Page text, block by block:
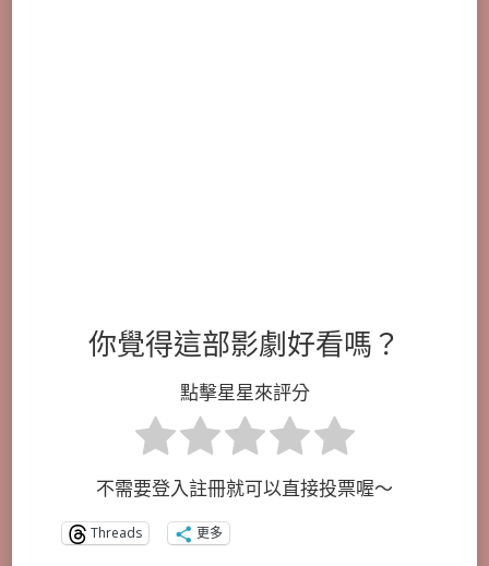
你覺得這部影劇好看嗎？
點擊星星來評分
不需要登入註冊就可以直接投票喔～
Threads 更多